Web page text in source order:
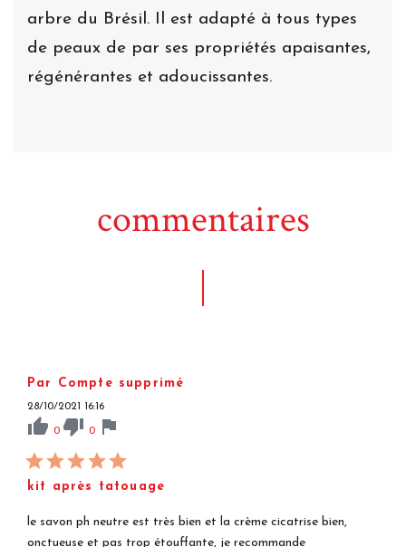
arbre du Brésil. Il est adapté à tous types
de peaux de par ses propriétés apaisantes,
régénérantes et adoucissantes.
commentaires
Par Compte supprimé
28/10/2021 16:16
thumb_up 0 thumb_down 0 flag
kit après tatouage
le savon ph neutre est très bien et la crème cicatrise bien,
onctueuse et pas trop étouffante, je recommande